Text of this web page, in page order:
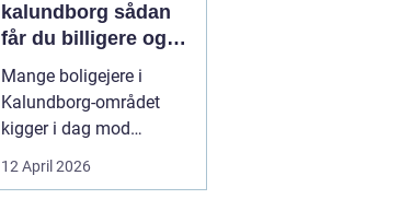
kalundborg sådan
får du billigere og
mere bæredygtig
varme
Mange boligejere i
Kalundborg-området
kigger i dag mod
varmepumper som en
vej til lavere
12 April 2026